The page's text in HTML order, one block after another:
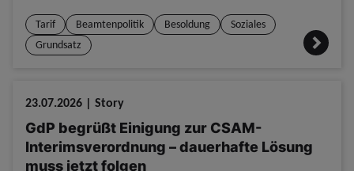
Tarif Beamtenpolitik Besoldung
Soziales
Grundsatz
23.07.2026 | Story
GdP begrüßt Einigung zur CSAM-
Interimsverordnung – dauerhafte Lösung
muss jetzt folgen